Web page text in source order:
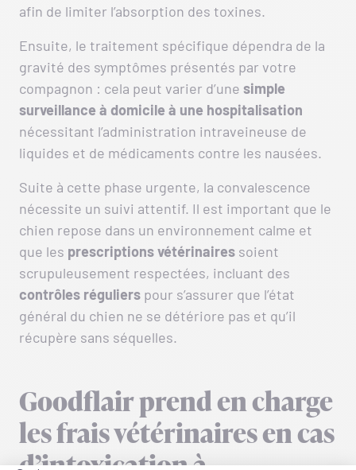
afin de limiter l’absorption des toxines.
Ensuite, le traitement spécifique dépendra de la
gravité des symptômes présentés par votre
compagnon : cela peut varier d’une simple
surveillance à domicile à une hospitalisation
nécessitant l’administration intraveineuse de
liquides et de médicaments contre les nausées.
Suite à cette phase urgente, la convalescence
nécessite un suivi attentif. Il est important que le
chien repose dans un environnement calme et
que les prescriptions vétérinaires soient
scrupuleusement respectées, incluant des
contrôles réguliers pour s’assurer que l’état
général du chien ne se détériore pas et qu’il
récupère sans séquelles.
Goodflair prend en charge
les frais vétérinaires en cas